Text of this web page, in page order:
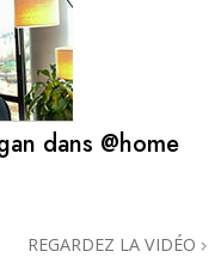
dans @home
REGARDEZ LA VIDÉO